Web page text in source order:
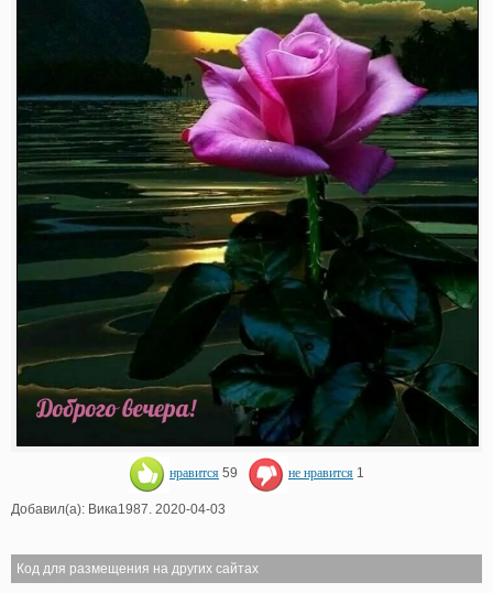
нравится 59 не нравится 1
Добавил(а): Вика1987. 2020-04-03
Код для размещения на других сайтах